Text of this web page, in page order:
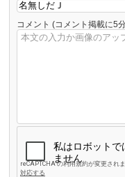
コメント (コメント掲載に5